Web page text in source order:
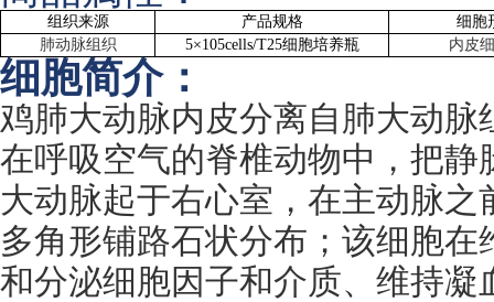
组织来源 产品规格
细胞
肺动脉组织
5×105cells/T25细胞培养瓶 内皮
细胞简介：
鸡肺大动脉内皮分离自肺大动
在呼吸空气的脊椎动物中，把
大动脉起于右心室，在主动脉
多角形铺路石状分布；该细胞
和分泌细胞因子和介质、维持